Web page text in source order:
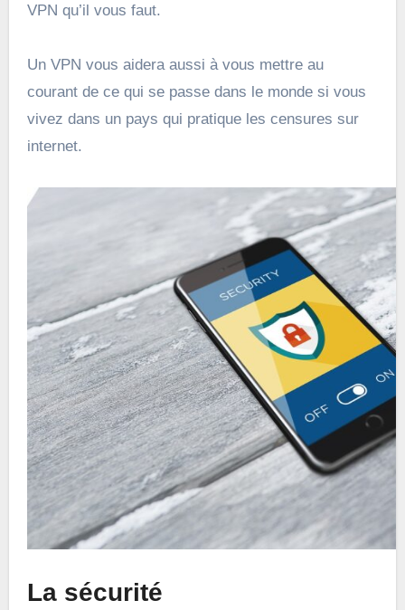
VPN qu’il vous faut.
Un VPN vous aidera aussi à vous mettre au
courant de ce qui se passe dans le monde si vous
vivez dans un pays qui pratique les censures sur
internet.
La sécurité